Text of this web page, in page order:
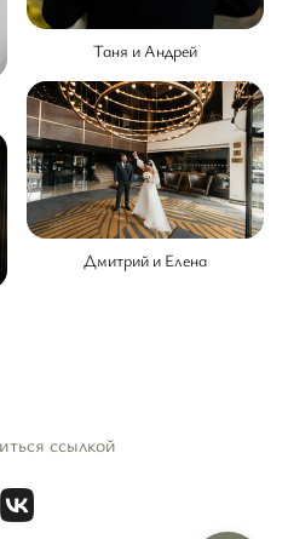
Таня и Андрей
Дмитрий и Елена
ссылкой